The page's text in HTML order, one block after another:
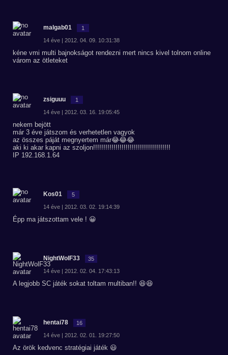
malgab01 1
14 éve | 2012. 04. 09. 10:31:38
kéne vmi multi bajnokságot rendezni mert nincs kivel tolnom online
várom az ötleteket
zsiguuu 1
14 éve | 2012. 03. 16. 19:05:45
nekem bejött
már 3 éve játszom és verhetetlen vagyok
az összes páját megnyertem már😂😂😂
aki ki akar kapni az szoljon!!!!!!!!!!!!!!!!!!!!!!!!!!!!!!!!!!!!!!
IP 192.168.1.64
Kos01 5
14 éve | 2012. 03. 02. 19:14:39
Épp ma játszottam vele ! 😀
NightWolF33 35
14 éve | 2012. 02. 04. 17:43:13
A legjobb SC játék sokat toltam multiban!! 😆😆
hentai78 16
14 éve | 2012. 02. 01. 19:27:50
Az örök kedvenc stratégiai játék 😃